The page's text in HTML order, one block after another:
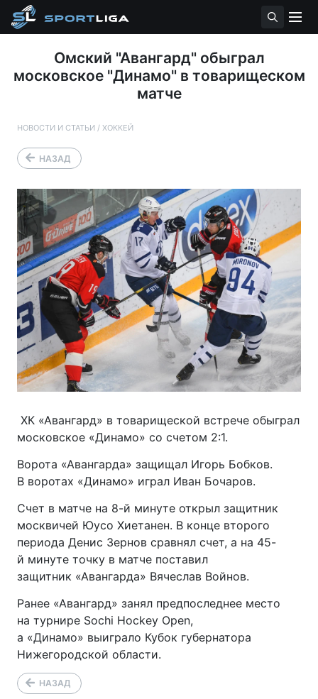
Омский "Авангард" обыграл
московское "Динамо" в товарищеском
матче
НОВОСТИ И СТАТЬИ / ХОККЕЙ
НАЗАД
ХК «Авангард» в товарищеской встрече обыграл
московское «Динамо» со счетом 2:1.
Ворота «Авангарда» защищал Игорь Бобков.
В воротах «Динамо» играл Иван Бочаров.
Счет в матче на 8-й минуте открыл защитник
москвичей Юусо Хиетанен. В конце второго
периода Денис Зернов сравнял счет, а на 45-
й минуте точку в матче поставил
защитник «Авангарда» Вячеслав Войнов.
Ранее «Авангард» занял предпоследнее место
на турнире Sochi Hockey Open,
а «Динамо» выиграло Кубок губернатора
Нижегородской области.
НАЗАД